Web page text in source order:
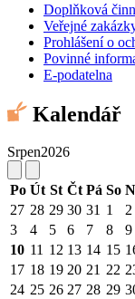
Doplňková
Veřejné
Prohlášení o
Povinné
E-podatelna
Kalendář
Srpen2026
Po Út St Čt Pá So
27 28 29 30 31 1
2
3
4 5 6 7 8
9
10 11 12 13 14 15
17 18 19 20 21 22
24 25 26 27 28 29